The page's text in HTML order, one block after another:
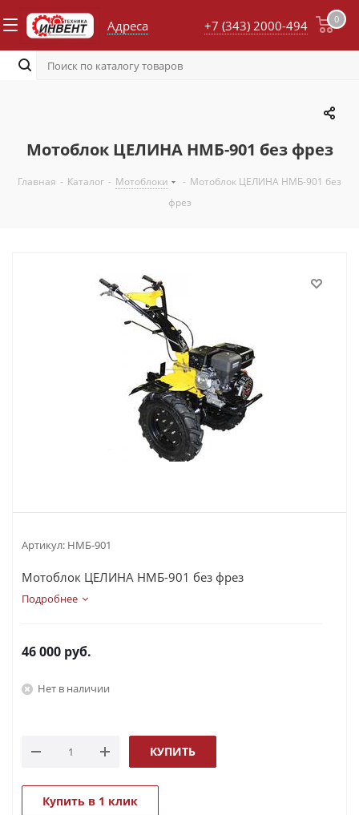
Адреса 0
+7 (343) 2000-494
Мотоблок ЦЕЛИНА НМБ-901 без фрез
Главная - Каталог - Мотоблоки - Мотоблок ЦЕЛИНА НМБ-901 без
фрез
Артикул: НМБ-901
Мотоблок ЦЕЛИНА НМБ-901 без фрез
Подробнее
46 000 руб.
Нет в наличии
КУПИТЬ
Купить в 1 клик